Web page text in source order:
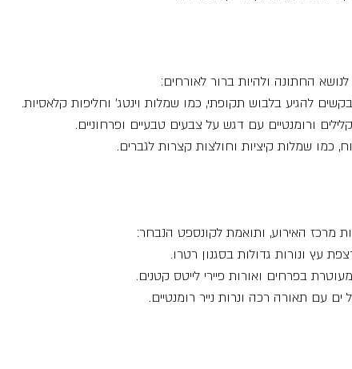
החתונה ולהיות ברור לאורחים:
להגיע בלבוש תקופתי, כמו שמלות וינטג' וחליפות קלאסיות.
ורומנטיים עם דגש על צבעים טבעיים ופרחוניים.
כמו שמלות קיציות וחולצות קצרות לגברים.
מרכז האירוע, ותואמת לקונספט הנבחר:
עץ ונורות גדולות בסגנון רטרו.
בפרחים ואורות פיירי לייטס קטנים.
עם תאורה רכה ונרות נייר רומנטיים.